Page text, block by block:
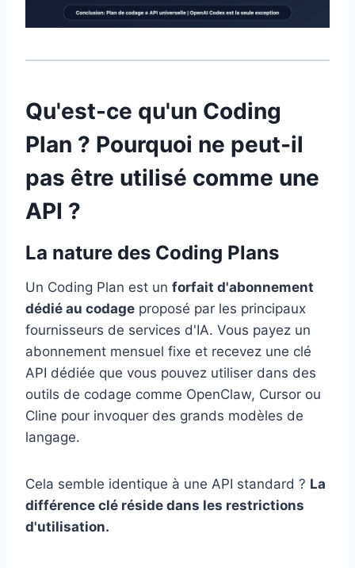
Qu'est-ce qu'un Coding
Plan ? Pourquoi ne peut-il
pas être utilisé comme une
API ?
La nature des Coding Plans
Un Coding Plan est un forfait d'abonnement
dédié au codage proposé par les principaux
fournisseurs de services d'IA. Vous payez un
abonnement mensuel fixe et recevez une clé
API dédiée que vous pouvez utiliser dans des
outils de codage comme OpenClaw, Cursor ou
Cline pour invoquer des grands modèles de
langage.
Cela semble identique à une API standard ? La
différence clé réside dans les restrictions
d'utilisation.